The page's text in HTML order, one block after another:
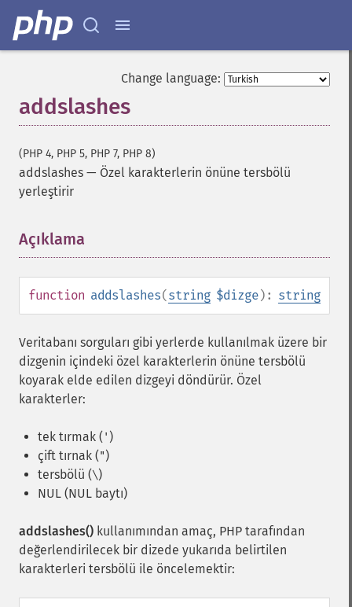
Change language:
addslashes
(PHP 4, PHP 5, PHP 7, PHP 8)
addslashes — Özel karakterlerin önüne tersbölü
yerleştirir
Açıklama
function addslashes(string $dizge): string
Veritabanı sorguları gibi yerlerde kullanılmak üzere bir
dizgenin içindeki özel karakterlerin önüne tersbölü
koyarak elde edilen dizgeyi döndürür. Özel
karakterler:
tek tırmak (' )
çift tırnak (")
tersbölü (\)
NUL (NUL baytı)
addslashes() kullanımından amaç, PHP tarafından
değerlendirilecek bir dizede yukarıda belirtilen
karakterleri tersbölü ile öncelemektir: